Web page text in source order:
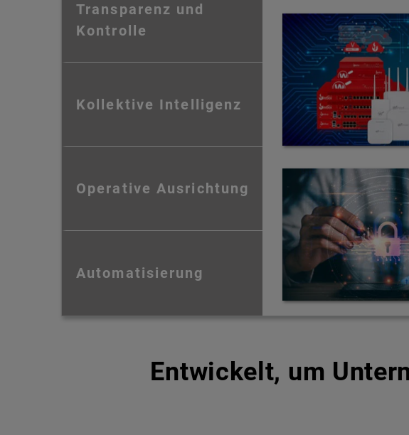
Transparenz und
Kontrolle
Kollektive Intelligenz
Operative Ausrichtung
Automatisierung
Entwickelt, um